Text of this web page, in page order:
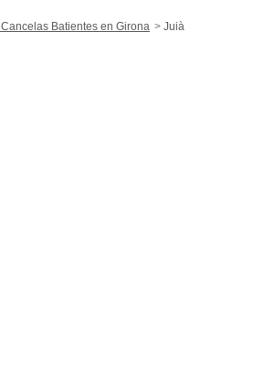
Cancelas Batientes en Girona Juià